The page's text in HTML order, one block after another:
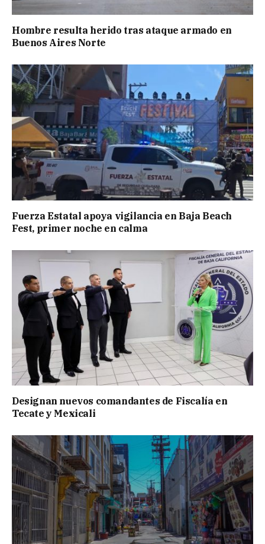
Hombre resulta herido tras ataque armado en
Buenos Aires Norte
Fuerza Estatal apoya vigilancia en Baja Beach
Fest, primer noche en calma
Designan nuevos comandantes de Fiscalía en
Tecate y Mexicali